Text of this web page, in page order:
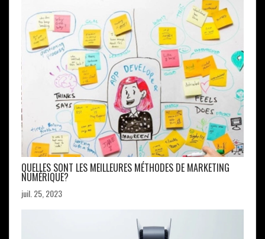
QUELLES SONT LES MEILLEURES MÉTHODES DE MARKETING
NUMÉRIQUE?
juil. 25, 2023